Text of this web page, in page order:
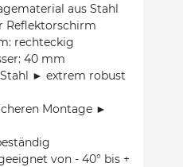
aus Stahl
Reflektorschirm
rechteckig
40 mm
► extrem robust
Montage ►
von - 40° bis +